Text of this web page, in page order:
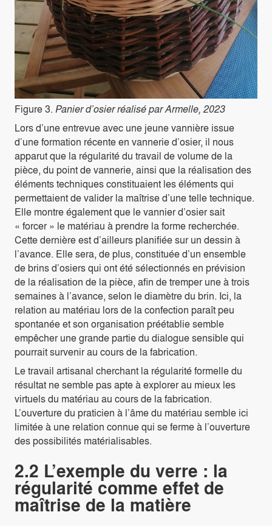
Figure 3. Panier d’osier réalisé par Armelle, 2023
Lors d’une entrevue avec une jeune vannière issue
d’une formation récente en vannerie d’osier, il nous
apparut que la régularité du travail de volume de la
pièce, du point de vannerie, ainsi que la réalisation des
éléments techniques constituaient les éléments qui
permettaient de valider la maîtrise d’une telle technique.
Elle montre également que le vannier d’osier sait
« forcer » le matériau à prendre la forme recherchée.
Cette dernière est d’ailleurs planifiée sur un dessin à
l’avance. Elle sera, de plus, constituée d’un ensemble
de brins d’osiers qui ont été sélectionnés en prévision
de la réalisation de la pièce, afin de tremper une à trois
semaines à l’avance, selon le diamètre du brin. Ici, la
relation au matériau lors de la confection paraît peu
spontanée et son organisation préétablie semble
empêcher une grande partie du dialogue sensible qui
pourrait survenir au cours de la fabrication.
Le travail artisanal cherchant la régularité formelle du
résultat ne semble pas apte à explorer au mieux les
virtuels du matériau au cours de la fabrication.
L’ouverture du praticien à l’âme du matériau semble ici
limitée à une relation connue qui se ferme à l’ouverture
des possibilités matérialisables.
2.2 L’exemple du verre : la
régularité comme effet de
maîtrise de la matière